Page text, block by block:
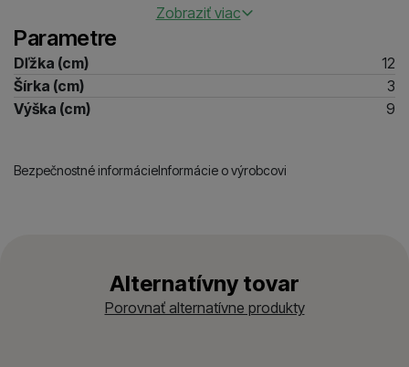
- 1 priehľadná priehradka na fotky alebo doklady
- 2 priečky na bankovky
- 1 veľký mincovník
- Rozmery: 12 x 9,5 x 3 cm
- Materiál: syntetická koža
Zobraziť viac
Parametre
Dľžka (cm)
12
Šírka (cm)
3
Výška (cm)
9
Bezpečnostné informácieInformácie o výrobcovi
Alternatívny tovar
Porovnať alternatívne produkty